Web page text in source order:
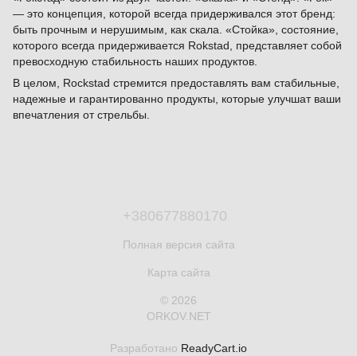
— это концепция, которой всегда придерживался этот бренд:
быть прочным и нерушимым, как скала. «Стойка», состояние,
которого всегда придерживается Rokstad, представляет собой
превосходную стабильность наших продуктов.
В целом, Rockstad стремится предоставлять вам стабильные,
надежные и гарантированно продукты, которые улучшат ваши
впечатления от стрельбы.
+380677880170
Полная версия сайта
Карта сайта
© 2026
ORKOV.NET
Разработано ReadyCart.io